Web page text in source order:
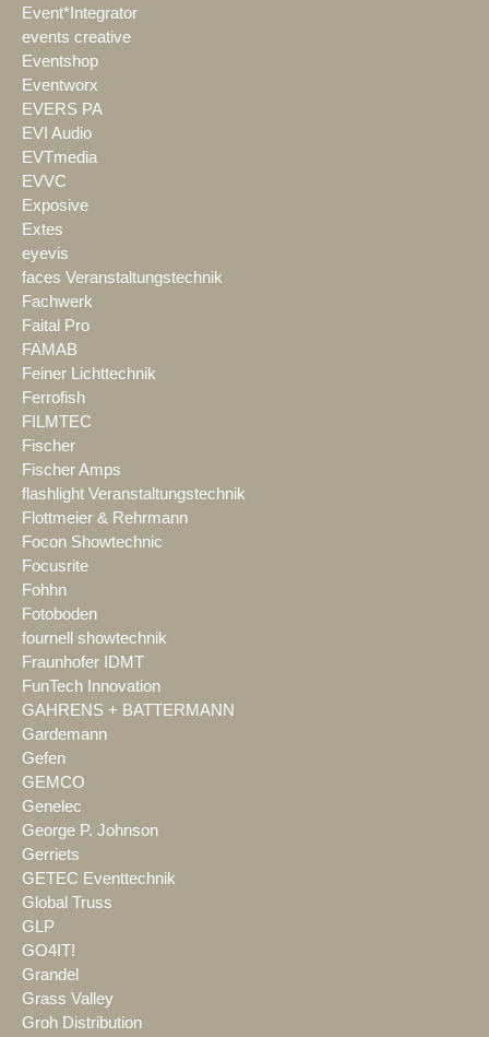
Event*Integrator
events creative
Eventshop
Eventworx
EVERS PA
EVI Audio
EVTmedia
EVVC
Exposive
Extes
eyevis
faces Veranstaltungstechnik
Fachwerk
Faital Pro
FAMAB
Feiner Lichttechnik
Ferrofish
FILMTEC
Fischer
Fischer Amps
flashlight Veranstaltungstechnik
Flottmeier & Rehrmann
Focon Showtechnic
Focusrite
Fohhn
Fotoboden
fournell showtechnik
Fraunhofer IDMT
FunTech Innovation
GAHRENS + BATTERMANN
Gardemann
Gefen
GEMCO
Genelec
George P. Johnson
Gerriets
GETEC Eventtechnik
Global Truss
GLP
GO4IT!
Grandel
Grass Valley
Groh Distribution